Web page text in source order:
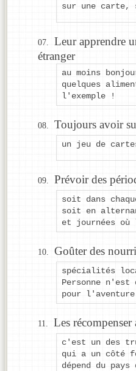
sur une carte,
Leur apprendre
étranger
au moins
quelques
l'exemple !
Toujours avoir
un jeu de
Prévoir des
soit dans
soit en
et journées où
Goûter des
spécialités
Personne
pour
Les récompenser
c'est un des
qui a un côté
dépend du